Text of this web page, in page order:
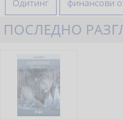
Одитинг финансови
ПОСЛЕДНО